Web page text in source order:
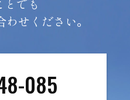
とでも
せください。
085